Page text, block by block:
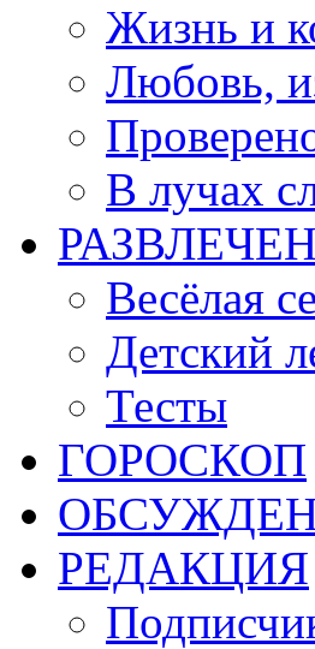
Жизнь и
Любовь,
В лучах
Весёлая
Детский
Тесты
ГОРОСКОП
РЕДАКЦИЯ